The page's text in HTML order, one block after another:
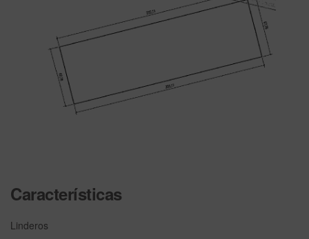
Características
Linderos